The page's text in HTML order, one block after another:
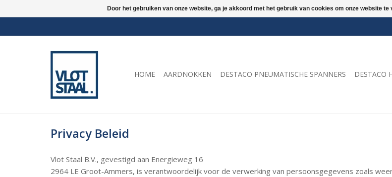
HOME AARDNOKKEN DESTACO PNEUMATISCHE SPANNERS DESTACO
Privacy Beleid
Vlot Staal B.V., gevestigd aan Energieweg 16
2964 LE Groot-Ammers, is verantwoordelijk voor de verwerking van persoonsgegevens zoals
Door het gebruiken van onze website, ga je akkoord met het gebruik van cookies om onze website te